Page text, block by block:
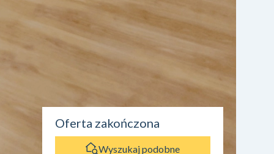
Oferta zakończona
Wyszukaj podobne